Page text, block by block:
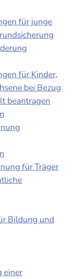
für junge
für Kinder,
bei Bezug
beantragen
für Träger
Bildung und
einer